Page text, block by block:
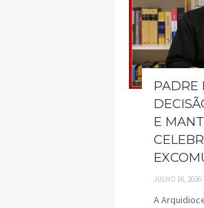
PADRE
E
JULHO 16, 2026
A